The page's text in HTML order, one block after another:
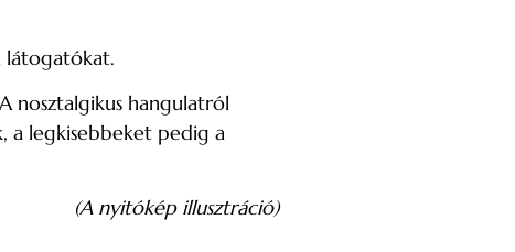
látogatókat.
nosztalgikus hangulatról
a legkisebbeket pedig a
(A nyitókép illusztráció)